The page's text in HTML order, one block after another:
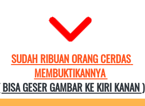
SUDAH RIBUAN ORANG CERDAS
MEMBUKTIKANNYA
GESER GAMBAR KE KIRI KANAN )